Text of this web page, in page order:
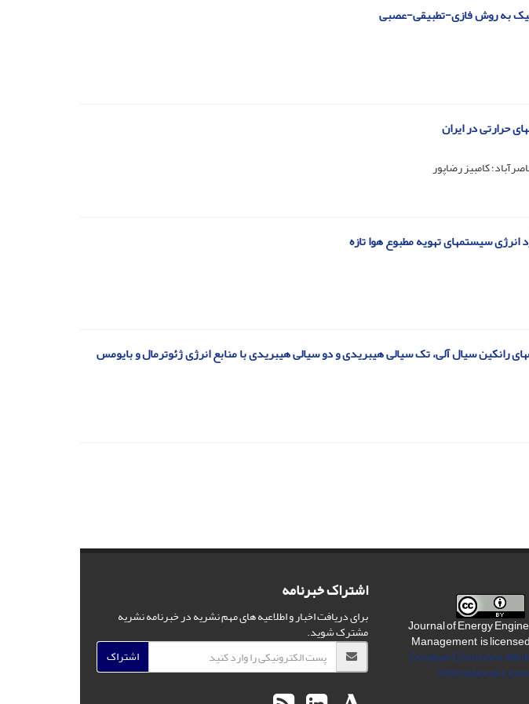
به روش فازی-تطبیقی-عصبی
حرارتی در ایران
کامبیز رضاپور
انرژی سیستمهای تهویه مطبوع هوا تازه
رانکین سیال آلی، تک سیالی هیبریدی و دو سیالی هیبریدی با منابع انرژی ژئوترمال و بایومس
Journal of Energy
Management is
Creative Commons
International
اشتراک خبرنامه
برای دریافت اخبار و اطلاعیه های مهم نشریه در خبرنامه نشریه
مشترک شوید.
اشتراک